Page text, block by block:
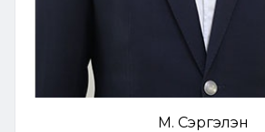
М. Сэргэлэн